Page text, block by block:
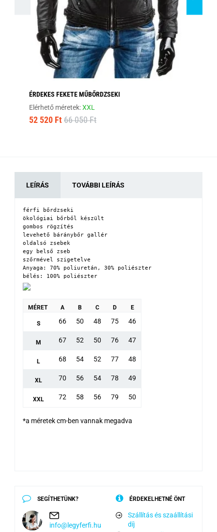
ÉRDEKES FEKETE MŰBŐRDZSEKI
Elérhető méretek:XXL
52 520 Ft 66 050 Ft
LEÍRÁS TOVÁBBI LEÍRÁS
férfi bőrdzseki
ökológiai bőrből készült
gombos rögzítés
levehető báránybőr gallér
oldalsó zsebek
egy belső zseb
szőrmével szigetelve
Anyaga: 70% poliuretán, 30% poliészter
bélés: 100% poliészter
MÉRET A B C D E
S 66 50 48 75 46
M 67 52 50 76 47
L 68 54 52 77 48
XL 70 56 54 78 49
XXL 72 58 56 79 50
*a méretek cm-ben vannak megadva
SEGÍTHETÜNK?
info@legyferfi.hu
ÉRDEKELHETNÉ ÖNT
Szállítás és szaállítási
díj